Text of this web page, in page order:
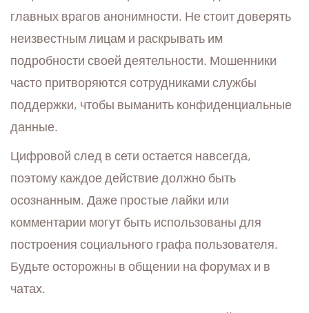
главных врагов анонимности. Не стоит доверять
неизвестным лицам и раскрывать им
подробности своей деятельности. Мошенники
часто притворяются сотрудниками службы
поддержки, чтобы выманить конфиденциальные
данные.
Цифровой след в сети остается навсегда,
поэтому каждое действие должно быть
осознанным. Даже простые лайки или
комментарии могут быть использованы для
построения социального графа пользователя.
Будьте осторожны в общении на форумах и в
чатах.